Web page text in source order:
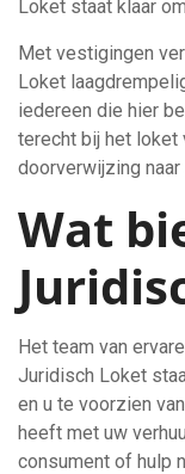
Loket staat klaar
Met vestigingen
Loket
iedereen die hier
terecht bij het loket
doorverwijzing
Wat
Het team van
Juridisch Loket
en u te voorzien
heeft met uw
consument of hulp